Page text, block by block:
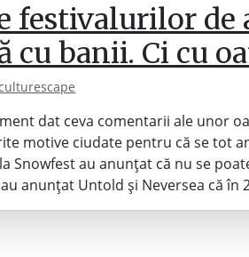
festivalurilor de
cu banii. Ci cu
dat ceva comentarii ale unor
motive ciudate pentru că se tot
Snowfest au anunțat că nu se
anunțat Untold și Neversea că în